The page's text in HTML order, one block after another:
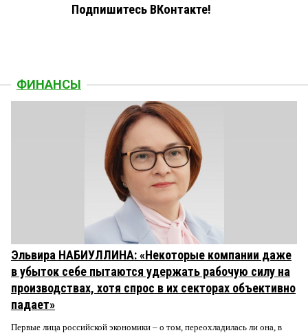
Подпишитесь ВКонтакте!
ФИНАНСЫ
Эльвира НАБИУЛЛИНА: «Некоторые компании даже
в убыток себе пытаются удержать рабочую силу на
производствах, хотя спрос в их секторах объективно
падает»
Первые лица российской экономики – о том, переохладилась ли она, в